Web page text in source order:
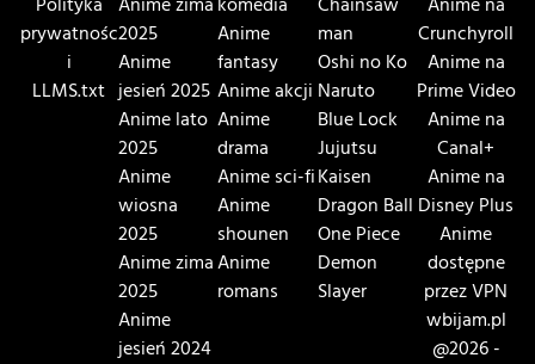
Polityka
prywatnośc
i
LLMS.txt
Anime zima
2025
Anime
jesień 2025
Anime lato
2025
Anime
wiosna
2025
Anime zima
2025
Anime
jesień 2024
komedia
Anime
fantasy
Anime akcji
Anime
drama
Anime sci-fi
Anime
shounen
Anime
romans
Chainsaw
man
Oshi no Ko
Naruto
Blue Lock
Jujutsu
Kaisen
Dragon Ball
One Piece
Demon
Slayer
Anime na
Crunchyroll
Anime na
Prime Video
Anime na
Canal+
Anime na
Disney Plus
Anime
dostępne
przez VPN
wbijam.pl
@2026 -